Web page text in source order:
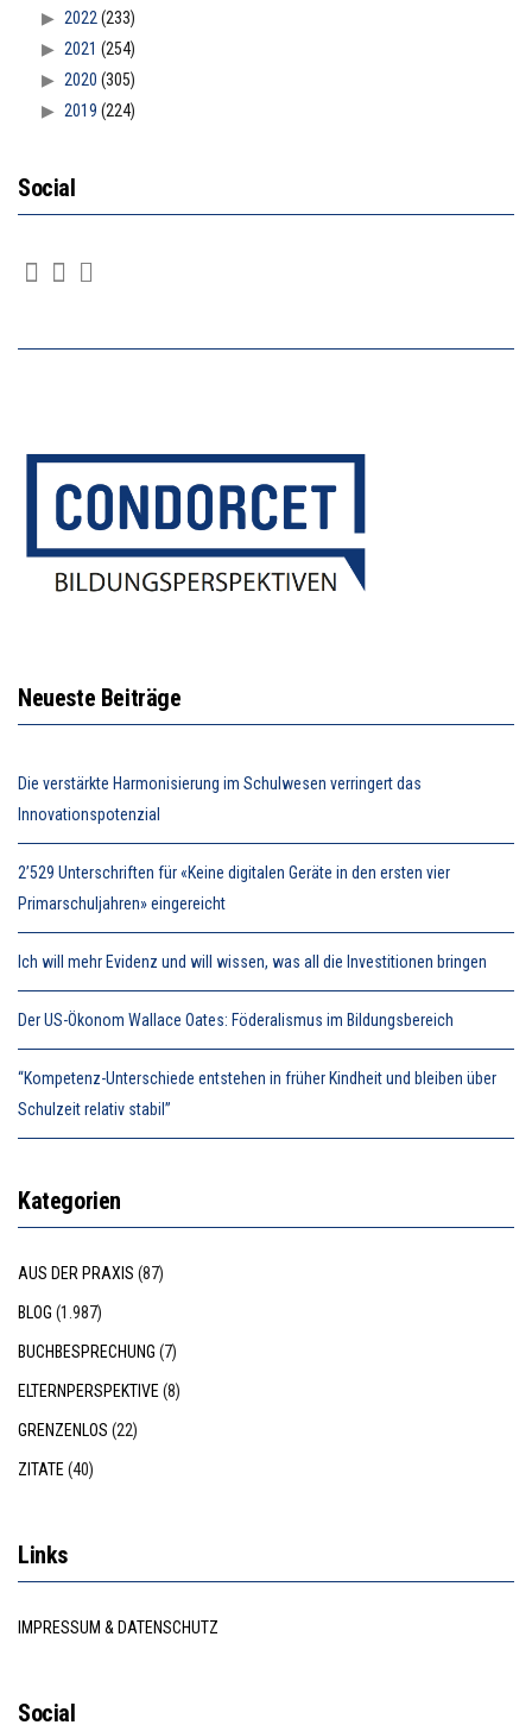
2022(233)
2021 (254)
2020 (305)
2019 (224)
Social
Neueste Beiträge
Die verstärkte Harmonisierung im Schulwesen verringert das
Innovationspotenzial
2’529 Unterschriften für «Keine digitalen Geräte in den ersten vier
Primarschuljahren» eingereicht
Ich will mehr Evidenz und will wissen, was all die Investitionen bringen
Der US-Ökonom Wallace Oates: Föderalismus im Bildungsbereich
“Kompetenz-Unterschiede entstehen in früher Kindheit und bleiben über
Schulzeit relativ stabil”
Kategorien
AUS DER PRAXIS (87)
BLOG (1.987)
BUCHBESPRECHUNG (7)
ELTERNPERSPEKTIVE (8)
GRENZENLOS (22)
ZITATE (40)
Links
IMPRESSUM & DATENSCHUTZ
Social